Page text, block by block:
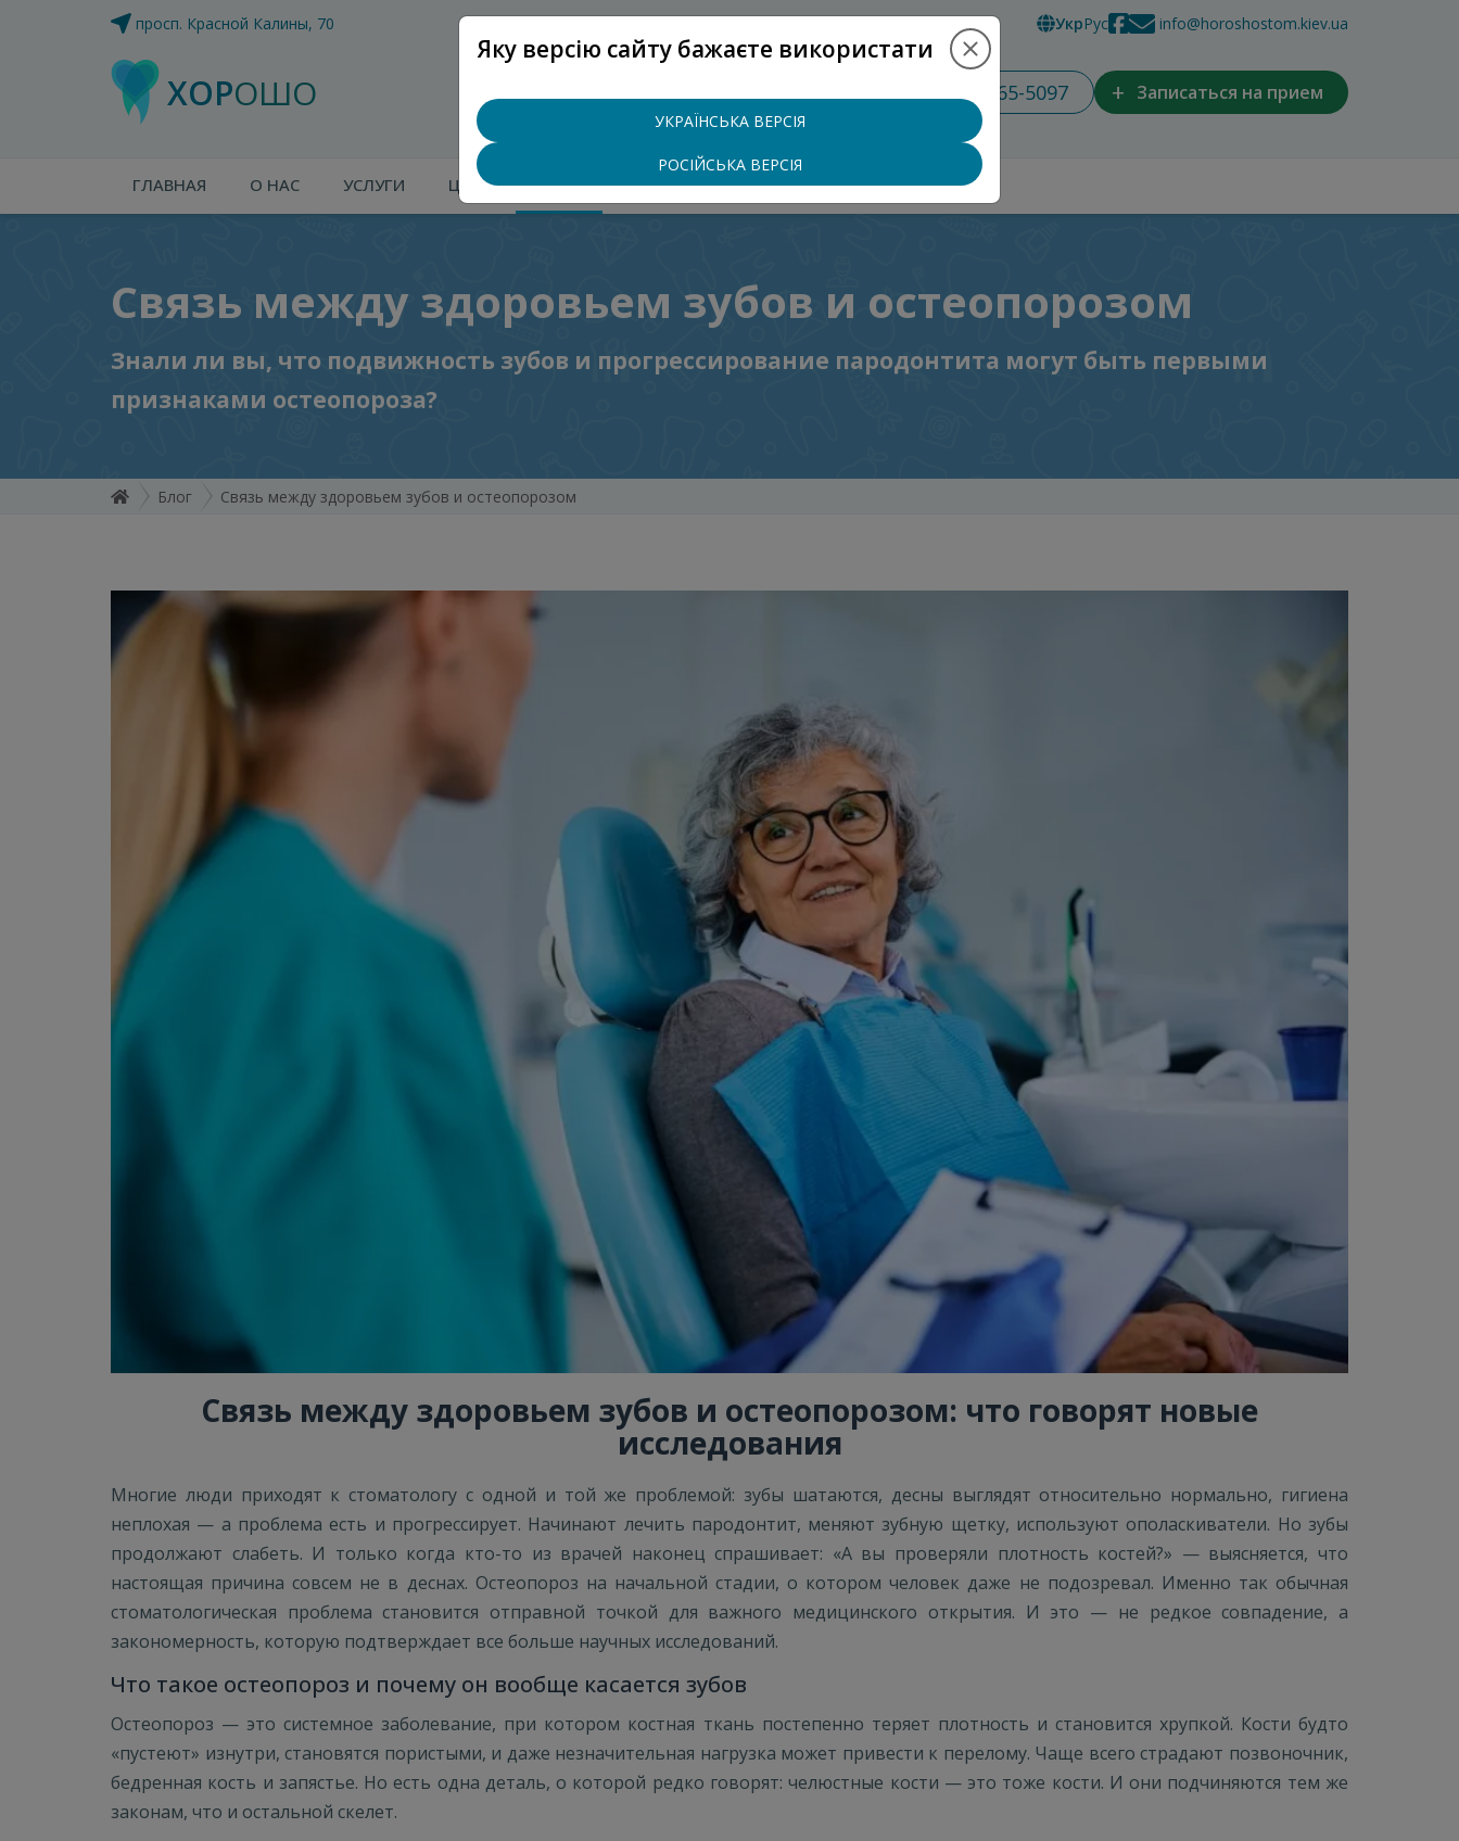
просп. Красной Калины, 70 УкрРус info@horoshostom.kiev.ua
ХОРОШО +38 (097) 965-5097 + Записаться на прием
ГЛАВНАЯ О НАС УСЛУГИ ЦЕНЫ БЛОГ КОНТАКТЫ
Связь между здоровьем зубов и остеопорозом
Знали ли вы, что подвижность зубов и прогрессирование пародонтита могут быть первыми
признаками остеопороза?
Блог Связь между здоровьем зубов и остеопорозом
Связь между здоровьем зубов и остеопорозом: что говорят новые
исследования
Многие люди приходят к стоматологу с одной и той же проблемой: зубы шатаются, десны выглядят относительно нормально, гигиена
неплохая — а проблема есть и прогрессирует. Начинают лечить пародонтит, меняют зубную щетку, используют ополаскиватели. Но зубы
продолжают слабеть. И только когда кто-то из врачей наконец спрашивает: «А вы проверяли плотность костей?» — выясняется, что
настоящая причина совсем не в деснах. Остеопороз на начальной стадии, о котором человек даже не подозревал. Именно так обычная
стоматологическая проблема становится отправной точкой для важного медицинского открытия. И это — не редкое совпадение, а
закономерность, которую подтверждает все больше научных исследований.
Что такое остеопороз и почему он вообще касается зубов
Остеопороз — это системное заболевание, при котором костная ткань постепенно теряет плотность и становится хрупкой. Кости будто
«пустеют» изнутри, становятся пористыми, и даже незначительная нагрузка может привести к перелому. Чаще всего страдают позвоночник,
бедренная кость и запястье. Но есть одна деталь, о которой редко говорят: челюстные кости — это тоже кости. И они подчиняются тем же
законам, что и остальной скелет.
Яку версію сайту бажаєте використати
УКРАЇНСЬКА ВЕРСІЯ
РОСІЙСЬКА ВЕРСІЯ